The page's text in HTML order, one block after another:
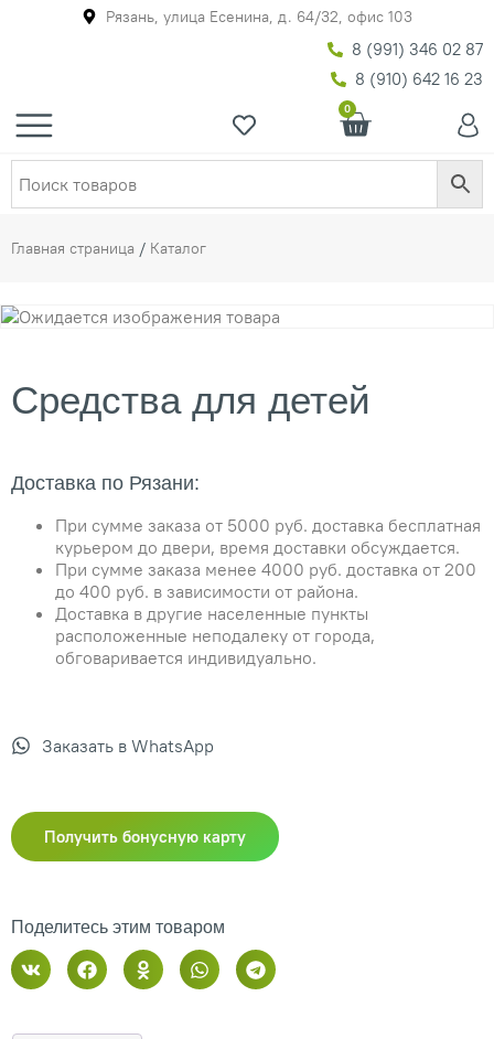
Рязань, улица Есенина, д. 64/32, офис 103
8 (991) 346 02 87
8 (910) 642 16 23
0
Главная страница / Каталог
Средства для детей
Доставка по Рязани:
При сумме заказа от 5000 руб. доставка бесплатная
курьером до двери, время доставки обсуждается.
При сумме заказа менее 4000 руб. доставка от 200
до 400 руб. в зависимости от района.
Доставка в другие населенные пункты
расположенные неподалеку от города,
обговаривается индивидуально.
Заказать в WhatsApp
Получить бонусную карту
Поделитесь этим товаром